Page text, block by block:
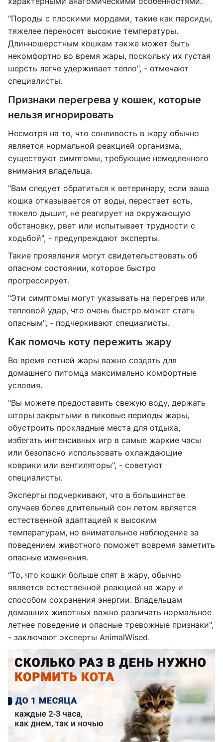
"Породы с плоскими мордами, такие как персиды,
тяжелее переносят высокие температуры.
Длинношерстным кошкам также может быть
некомфортно во время жары, поскольку их густая
шерсть легче удерживает тепло", - отмечают
специалисты.
Признаки перегрева у кошек, которые
нельзя игнорировать
Несмотря на то, что сонливость в жару обычно
является нормальной реакцией организма,
существуют симптомы, требующие немедленного
внимания владельца.
"Вам следует обратиться к ветеринару, если ваша
кошка отказывается от воды, перестает есть,
тяжело дышит, не реагирует на окружающую
обстановку, рвет или испытывает трудности с
ходьбой", - предупреждают эксперты.
Такие проявления могут свидетельствовать об
опасном состоянии, которое быстро
прогрессирует.
"Эти симптомы могут указывать на перегрев или
тепловой удар, что очень быстро может стать
опасным", - подчеркивают специалисты.
Как помочь коту пережить жару
Во время летней жары важно создать для
домашнего питомца максимально комфортные
условия.
"Вы можете предоставить свежую воду, держать
шторы закрытыми в пиковые периоды жары,
обустроить прохладные места для отдыха,
избегать интенсивных игр в самые жаркие часы
или безопасно использовать охлаждающие
коврики или вентиляторы", - советуют
специалисты.
Эксперты подчеркивают, что в большинстве
случаев более длительный сон летом является
естественной адаптацией к высоким
температурам, но внимательное наблюдение за
поведением животного поможет вовремя заметить
опасные изменения.
"То, что кошки больше спят в жару, обычно
является естественной реакцией на жару и
способом сохранения энергии. Владельцам
домашних животных важно различать нормальное
летнее поведение и опасные тревожные признаки",
- заключают эксперты AnimalWised.